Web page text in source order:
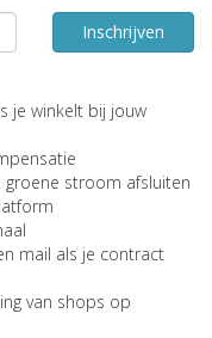
Inschrijven
je winkelt bij jouw
groene stroom afsluiten
mail als je contract
van shops op